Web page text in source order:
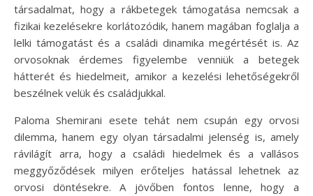
társadalmat, hogy a rákbetegek támogatása nemcsak a
fizikai kezelésekre korlátozódik, hanem magában foglalja a
lelki támogatást és a családi dinamika megértését is. Az
orvosoknak érdemes figyelembe venniük a betegek
hátterét és hiedelmeit, amikor a kezelési lehetőségekről
beszélnek velük és családjukkal.
Paloma Shemirani esete tehát nem csupán egy orvosi
dilemma, hanem egy olyan társadalmi jelenség is, amely
rávilágít arra, hogy a családi hiedelmek és a vallásos
meggyőződések milyen erőteljes hatással lehetnek az
orvosi döntésekre. A jövőben fontos lenne, hogy a